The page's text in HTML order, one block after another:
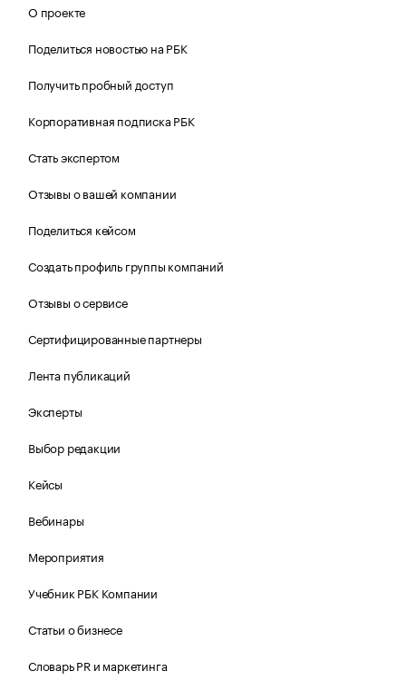
О проекте
Поделиться новостью на РБК
Получить пробный доступ
Корпоративная подписка РБК
Стать экспертом
Отзывы о вашей компании
Поделиться кейсом
Создать профиль группы компаний
Отзывы о сервисе
Сертифицированные партнеры
Лента публикаций
Эксперты
Выбор редакции
Кейсы
Вебинары
Мероприятия
Учебник РБК Компании
Статьи о бизнесе
Словарь PR и маркетинга